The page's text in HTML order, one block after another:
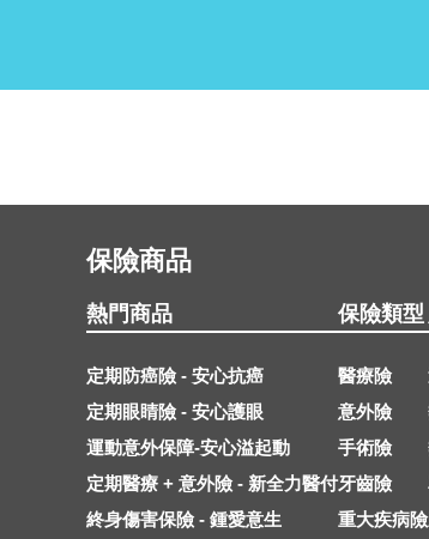
保險商品
熱門商品
定期防癌險 - 安心抗癌
定期眼睛險 - 安心護眼
運動意外保障-安心溢起動
定期醫療 + 意外險 - 新全力醫付
終身傷害保險 - 鍾愛意生
保險類型
醫療險
意外險
手術險
牙齒險
重大疾病險